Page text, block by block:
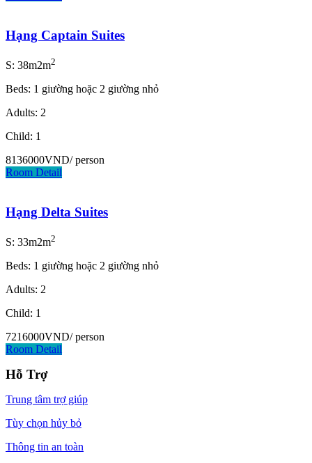
Hạng Captain Suites
S: 38m2m2
Beds: 1 giường hoặc 2 giường nhỏ
Adults: 2
Child: 1
8136000VND/ person
Room Detail
Hạng Delta Suites
S: 33m2m2
Beds: 1 giường hoặc 2 giường nhỏ
Adults: 2
Child: 1
7216000VND/ person
Room Detail
Hỗ Trợ
Trung tâm trợ giúp
Tùy chọn hủy bỏ
Thông tin an toàn